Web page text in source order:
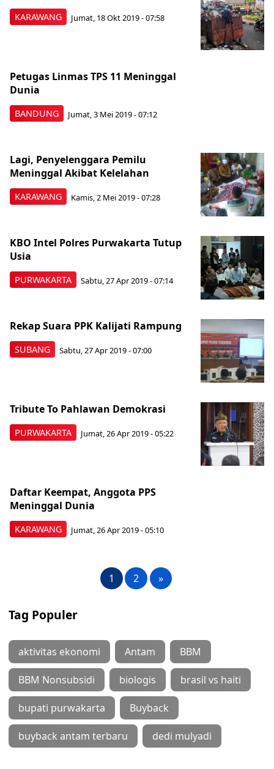
KARAWANG Jumat, 18 Okt 2019 - 07:58
BANDUNG
Petugas Linmas TPS 11 Meninggal
Dunia
Jumat, 3 Mei 2019 - 07:12
KARAWANG
Lagi, Penyelenggara Pemilu
Meninggal Akibat Kelelahan
Kamis, 2 Mei 2019 - 07:28
PURWAKARTA
KBO Intel Polres Purwakarta Tutup
Usia
Sabtu, 27 Apr 2019 - 07:14
SUBANG
Rekap Suara PPK Kalijati Rampung
Sabtu, 27 Apr 2019 - 07:00
PURWAKARTA
Tribute To Pahlawan Demokrasi
Jumat, 26 Apr 2019 - 05:22
KARAWANG
Daftar Keempat, Anggota PPS
Meninggal Dunia
Jumat, 26 Apr 2019 - 05:10
1 2 »
Tag Populer
aktivitas ekonomi Antam BBM
BBM Nonsubsidi biologis brasil vs haiti
bupati purwakarta Buyback
buyback antam terbaru dedi mulyadi